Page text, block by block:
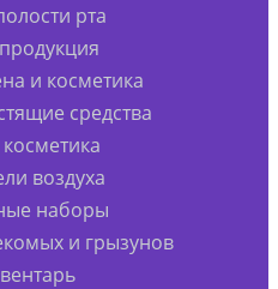
рта
и косметика
средства
воздуха
наборы
и грызунов